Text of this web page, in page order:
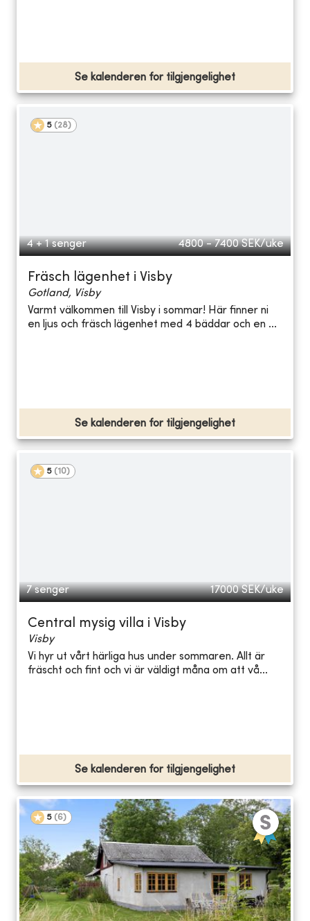
Se kalenderen for tilgjengelighet
5 (28)
4 + 1 senger 4800 - 7400 SEK/uke
Fräsch lägenhet i Visby
Gotland, Visby
Varmt välkommen till Visby i sommar! Här finner ni
en ljus och fräsch lägenhet med 4 bäddar och en ...
Se kalenderen for tilgjengelighet
5 (10)
7 senger 17000 SEK/uke
Central mysig villa i Visby
Visby
Vi hyr ut vårt härliga hus under sommaren. Allt är
fräscht och fint och vi är väldigt måna om att vå...
Se kalenderen for tilgjengelighet
5 (6)